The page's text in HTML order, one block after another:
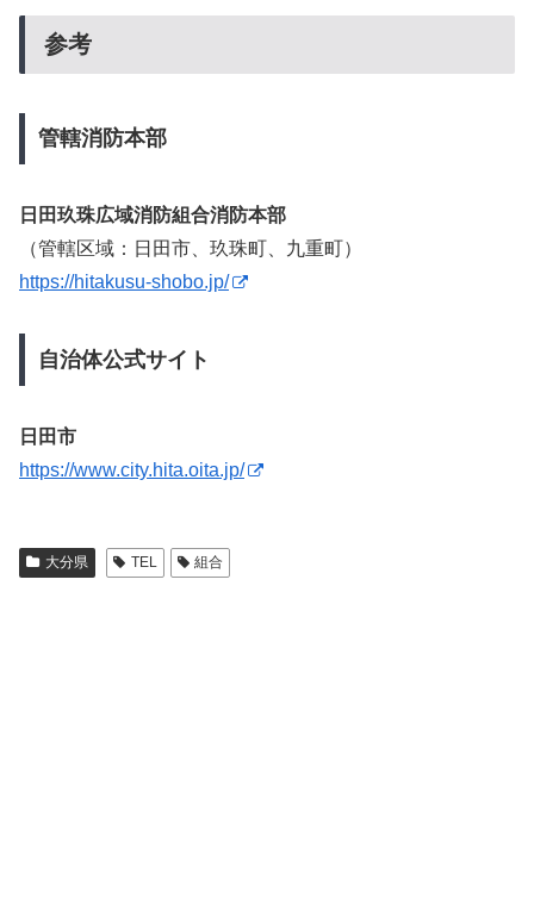
参考
管轄消防本部
日田玖珠広域消防組合消防本部
（管轄区域：日田市、玖珠町、九重町）
https://hitakusu-shobo.jp/
自治体公式サイト
日田市
https://www.city.hita.oita.jp/
大分県 TEL 組合